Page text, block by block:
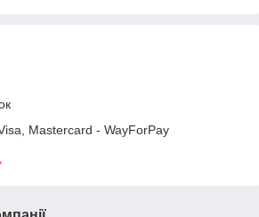
Mastercard - WayForPay